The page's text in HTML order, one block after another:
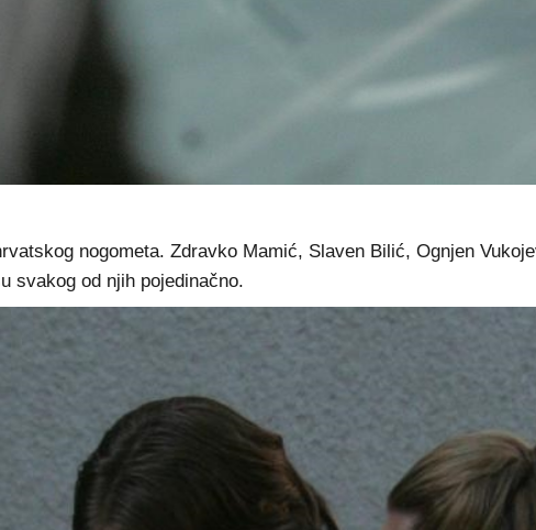
nogometa. Zdravko Mamić, Slaven Bilić, Ognjen
svakog od njih pojedinačno.